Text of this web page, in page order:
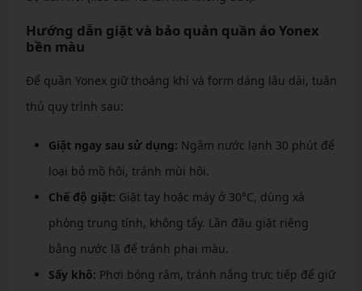
Hướng dẫn giặt và bảo quản quần áo Yonex
bền màu
Để quần Yonex giữ thoáng khí và form dáng lâu dài, tuân
thủ quy trình sau:
Giặt ngay sau sử dụng: Ngâm nước lạnh 30 phút để
loại bỏ mồ hôi, tránh mùi hôi.
Chế độ giặt: Giặt tay hoặc máy ở 30°C, dùng xà
phòng trung tính, không tẩy. Lần đầu giặt riêng
bằng nước lã để tránh phai màu.
Sấy khô: Phơi bóng râm, tránh nắng trực tiếp để giữ